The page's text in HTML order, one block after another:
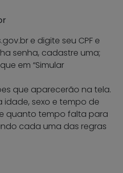
e digite seu CPF e
senha, cadastre uma;
em “Simular
que aparecerão na tela.
idade, sexo e tempo de
quanto tempo falta para
cada uma das regras